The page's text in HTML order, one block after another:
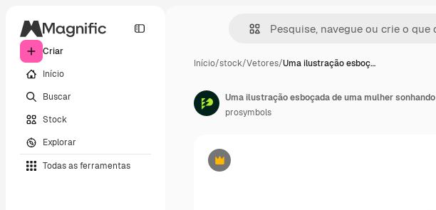
Criar
Início
Buscar
Stock
Explorar
Todas as ferramentas
Início/stock/Vetores/Uma ilustração esboç…
Premium
Uma ilustração esboçada de uma mulher sonhando
prosymbols